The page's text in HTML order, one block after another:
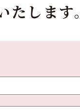
します。